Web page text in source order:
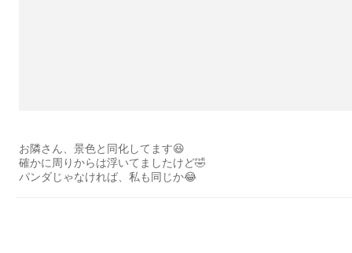
お隣さん、景色と同化してます😆
確かに周りからは浮いてましたけど🤣
パンダじゃなければ、私も同じか😂